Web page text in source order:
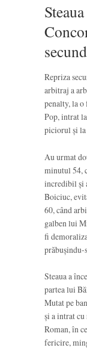
Repriza
arbitraj a
penalty, la
Pop, intrat
piciorul și la
Au urmat
minutul 54,
incredibil și
Boiciuc,
60, când
galben lui
fi
prăbușindu-
Steaua a
partea lui
Mutat pe
și a intrat
Roman, în
fericire,